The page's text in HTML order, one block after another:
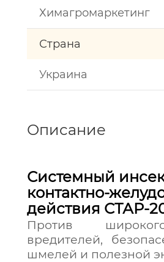
Химагромаркетинг
Страна
Украина
Описание
Системный
контактно-
действия СТАР-
Против
вредителей,
шмелей и полезной